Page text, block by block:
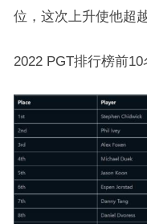
位，这次上升使他超
2022 PGT排行榜前10